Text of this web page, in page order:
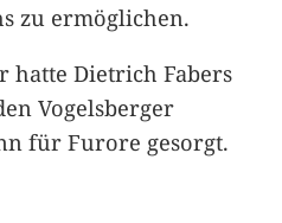
zu ermöglichen.
hatte Dietrich Fabers
Vogelsberger
für Furore gesorgt.